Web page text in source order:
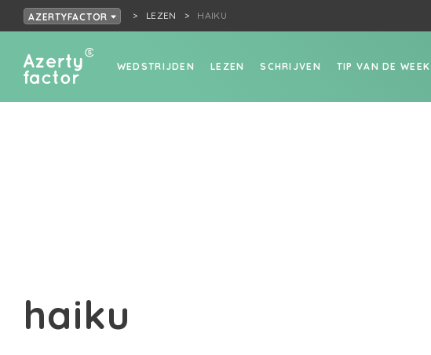
AZERTYFACTOR LEZEN HAIKU
WEDSTRIJDEN LEZEN SCHRIJVEN TIP VAN DE WEEK
haiku